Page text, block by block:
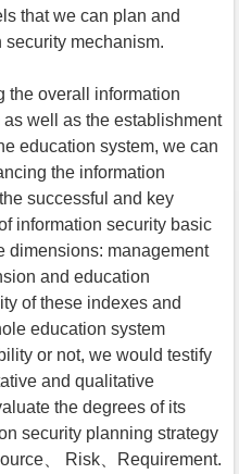
that we can plan and
mechanism.
the overall information
well as the establishment
education system, we can
the information
successful and key
information security basic
dimensions: management
and education
of these indexes and
education system
or not, we would testify
and qualitative
the degrees of its
security planning strategy
、 Risk、Requirement.